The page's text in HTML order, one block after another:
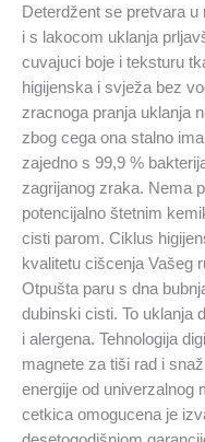
Deterdžent se pretvara
i s lakocom uklanja
cuvajuci boje i teksturu
higijenska i svježa bez
zracnoga pranja uklanja
zbog cega ona stalno
zajedno s 99,9 %
zagrijanog zraka. Nema
potencijalno štetnim
cisti parom. Ciklus
kvalitetu cišcenja Vašeg
Otpušta paru s dna
dubinski cisti. To uklanja
i alergena. Tehnologija
magnete za tiši rad i
energije od univerzalnog
cetkica omogucena je